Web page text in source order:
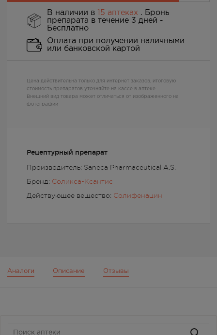
Рецептурный препарат
Производитель: Saneca Pharmaceutical A.S.
Бренд: Соликса-Ксантис
Действующее вещество: Солифенацин
В наличии в 15 аптеках . Бронь
препарата в течение 3 дней -
Бесплатно
Оплата при получении наличными
или банковской картой
Цена действительна только для интернет заказов, итоговую
стоимость препаратов уточняйте на кассе в аптеке
Внешний вид товара может отличаться от изображенного на
фотографии
Аналоги Описание Отзывы